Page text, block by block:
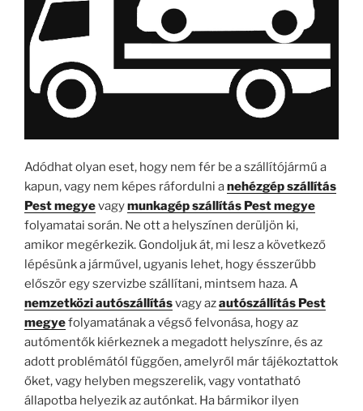
Adódhat olyan eset, hogy nem fér be a szállítójármű a
kapun, vagy nem képes ráfordulni anehézgép szállítás
Pest megyevagymunkagép szállítás Pest megye
folyamatai során. Ne ott a helyszínen derüljön ki,
amikor megérkezik. Gondoljuk át, mi lesz a következő
lépésünk a járművel, ugyanis lehet, hogy ésszerűbb
először egy szervizbe szállítani, mintsem haza. A
nemzetközi autószállításvagy azautószállítás Pest
megyefolyamatának a végső felvonása, hogy az
autómentők kiérkeznek a megadott helyszínre, és az
adott problémától függően, amelyről már tájékoztattok
őket, vagy helyben megszerelik, vagy vontatható
állapotba helyezik az autónkat. Ha bármikor ilyen